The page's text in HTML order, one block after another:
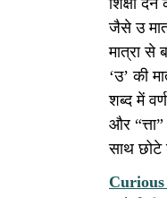
शिक्षा
जैसे उ
मात्रा से
‘उ’ की
शब्द में
और
साथ छोटे